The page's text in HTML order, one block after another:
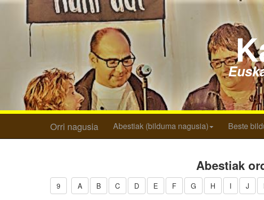
Orri nagusia Abestiak (bilduma nagusia) Beste
Abestiak
9 A B C D E F G H I J